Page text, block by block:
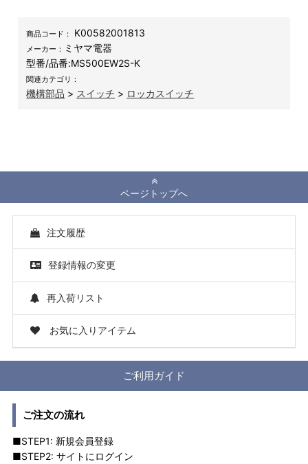
商品コード： K00582001813
メーカー： ミヤマ電器
型番/品番:MS500EW2S-K
関連カテゴリ：
機構部品 > スイッチ > ロッカスイッチ
ページトップへ
注文履歴
登録情報の変更
再入荷リスト
お気に入りアイテム
ご利用ガイド
ご注文の流れ
■STEP1: 新規会員登録
■STEP2: サイトにログイン